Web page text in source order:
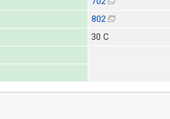
802
30 C